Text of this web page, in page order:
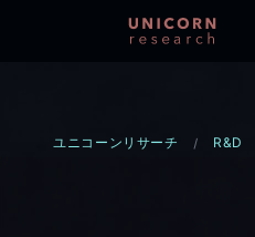
ユニコーンリサーチ R&D